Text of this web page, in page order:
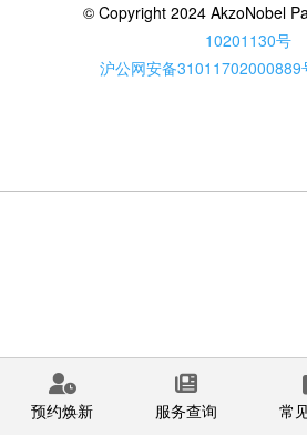
© Copyright 2024
10201130号
沪公网安备31011702000889
预约焕新 服务查询 常